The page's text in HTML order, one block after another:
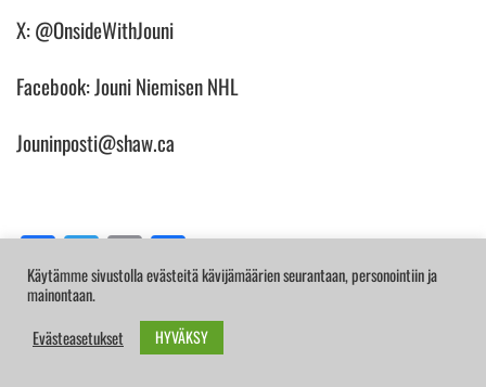
X: @OnsideWithJouni
Facebook: Jouni Niemisen NHL
Jouninposti@shaw.ca
Facebook
Twitter
EmailShare
Käytämme sivustolla evästeitä kävijämäärien seurantaan, personointiin ja
mainontaan.
Evästeasetukset
HYVÄKSY